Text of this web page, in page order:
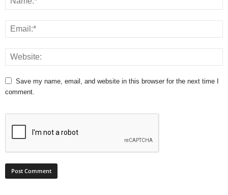
Save my name, email, and website in this browser for the next time I
comment.